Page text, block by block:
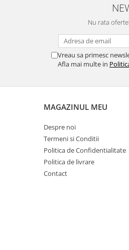
Nu rata
Vreau sa primesc
Afla mai multe in
MAGAZINUL MEU
Despre noi
Termeni si Conditii
Politica de Confidentialitate
Politica de livrare
Contact